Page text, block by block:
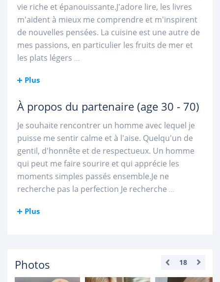
vie riche et épanouissante.J'adore lire, les livres
m'aident à mieux me comprendre et m'inspirent
de nouvelles pensées. La cuisine est une autre de
mes passions, en particulier les fruits de mer et
les plats légers ...
Plus
À propos du partenaire (age 30 - 70)
Je souhaite rencontrer un homme avec lequel je
puisse me sentir calme et à l'aise. Quelqu'un de
gentil, d'honnête et de respectueux. Un homme
qui peut me faire sourire et qui apprécie les
moments simples passés ensemble.Je ne
recherche pas la perfection Je recherche ...
Plus
Photos 18